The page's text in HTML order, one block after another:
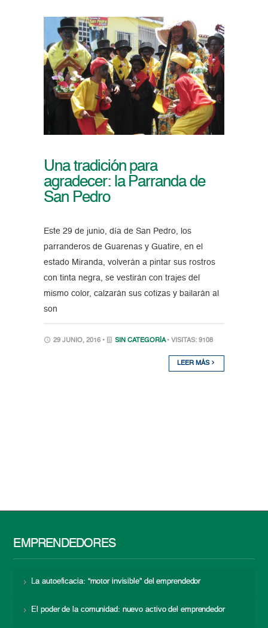
Una tradición para
agradecer: la Parranda de
San Pedro
Este 29 de junio, día de San Pedro, los
parranderos de Guarenas y Guatire, en el
estado Miranda, volverán a pintar sus rostros
con tinta negra, se vestirán con trajes del
mismo color, calzarán sus cotizas y bailarán al
son
29 JUNIO, 2016 • SIN CATEGORÍA • VISITAS: 9108
LEER MÁS
EMPRENDEDORES
La autoeficacia: “motor invisible” del emprendedor
El poder de la comunidad: nuevo activo del emprendedor